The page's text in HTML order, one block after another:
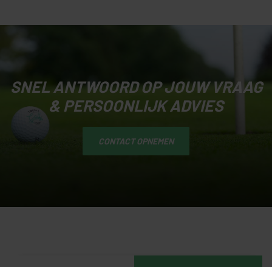
SNEL ANTWOORD OP JOUW VRAAG
& PERSOONLIJK ADVIES
CONTACT OPNEMEN